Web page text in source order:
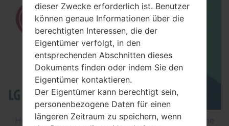
How to Flash Stock Firmware on LG Smartphone
dieser Zwecke erforderlich ist. Benutzer
können genaue Informationen über die
berechtigten Interessen, die der
Eigentümer verfolgt, in den
entsprechenden Abschnitten dieses
Dokuments finden oder indem Sie den
Eigentümer kontaktieren.
Der Eigentümer kann berechtigt sein,
personenbezogene Daten für einen
längeren Zeitraum zu speichern, wenn